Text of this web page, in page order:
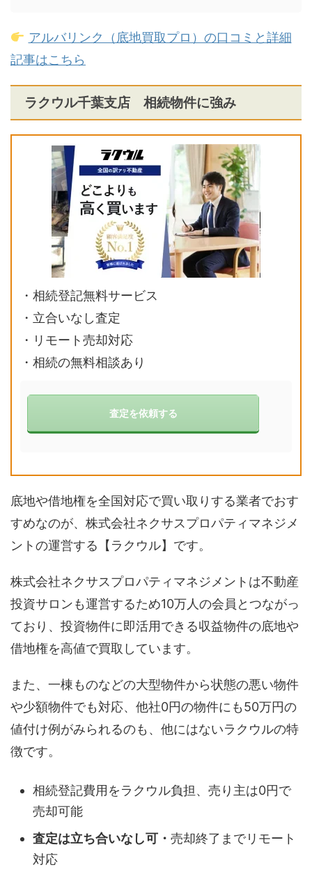
アルバリンク（底地買取プロ）の口コミと詳細
記事はこちら
ラクウル千葉支店 相続物件に強み
・相続登記無料サービス
・立合いなし査定
・リモート売却対応
・相続の無料相談あり
査定を依頼する
底地や借地権を全国対応で買い取りする業者でおす
すめなのが、株式会社ネクサスプロパティマネジメ
ントの運営する【ラクウル】です。
株式会社ネクサスプロパティマネジメントは不動産
投資サロンも運営するため10万人の会員とつながっ
ており、投資物件に即活用できる収益物件の底地や
借地権を高値で買取しています。
また、一棟ものなどの大型物件から状態の悪い物件
や少額物件でも対応、他社0円の物件にも50万円の
値付け例がみられるのも、他にはないラクウルの特
徴です。
相続登記費用をラクウル負担、売り主は0円で
売却可能
査定は立ち合いなし可・ 売却終了までリモート
対応